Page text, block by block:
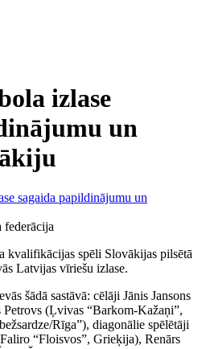
izlase
un
kvalifikācijas spēli Slovākijas pilsētā
Latvijas vīriešu izlase.
šādā sastāvā: cēlāji Jānis Jansons
(Ļvivas “Barkom-Kažaņi”,
Rīga”), diagonālie spēlētāji
“Floisvos”, Grieķija), Renārs